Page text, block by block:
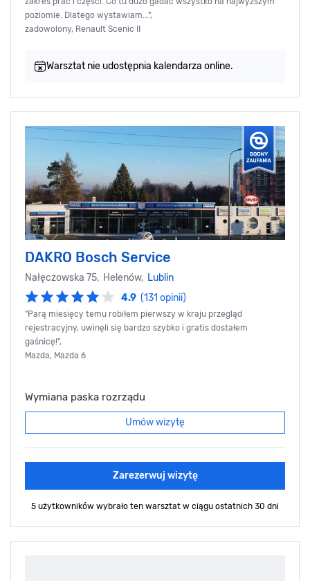
poziomie. Dlatego wystawiam...",
zadowolony, Renault Scenic II
Warsztat nie udostępnia kalendarza online.
DAKRO Bosch Service
Nałęczowska 75, Helenów, Lublin
4.9 (131 opinii)
"Parą miesięcy temu robiłem pierwszy w kraju przegląd
rejestracyjny, uwinęli się bardzo szybko i gratis dostałem
gaśnicę!",
Mazda, Mazda 6
Wymiana paska rozrządu
Umów wizytę
Zarezerwuj wizytę
5 użytkowników wybrało ten warsztat w ciągu ostatnich 30 dni